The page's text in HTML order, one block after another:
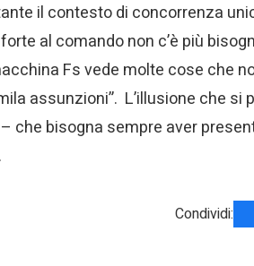
il contesto di concorrenza
al comando non c’è più
Fs vede molte cose che
assunzioni”. L’illusione che si
che bisogna sempre aver
Condividi: